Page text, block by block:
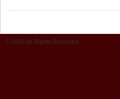
© 2026 All Rights Reserved.